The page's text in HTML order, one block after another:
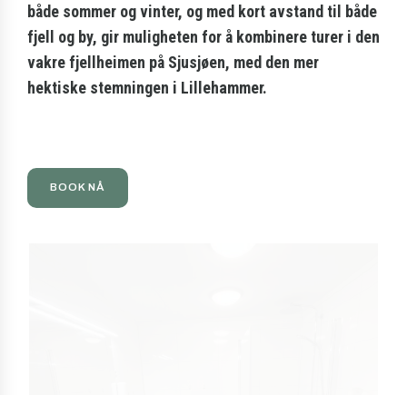
både sommer og vinter, og med kort avstand til både
fjell og by, gir muligheten for å kombinere turer i den
vakre fjellheimen på Sjusjøen, med den mer
hektiske stemningen i Lillehammer.
BOOK NÅ